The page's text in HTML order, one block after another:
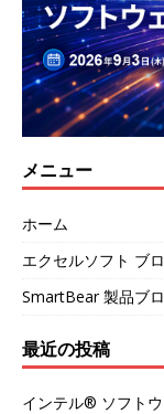
メニュー
ホーム
エクセルソフト ブ
SmartBear 製品ブ
最近の投稿
インテル® ソフト